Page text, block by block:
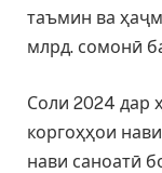
таъмин ва
млрд. сомонӣ
Соли 2024 дар
коргоҳҳои
нави саноатӣ